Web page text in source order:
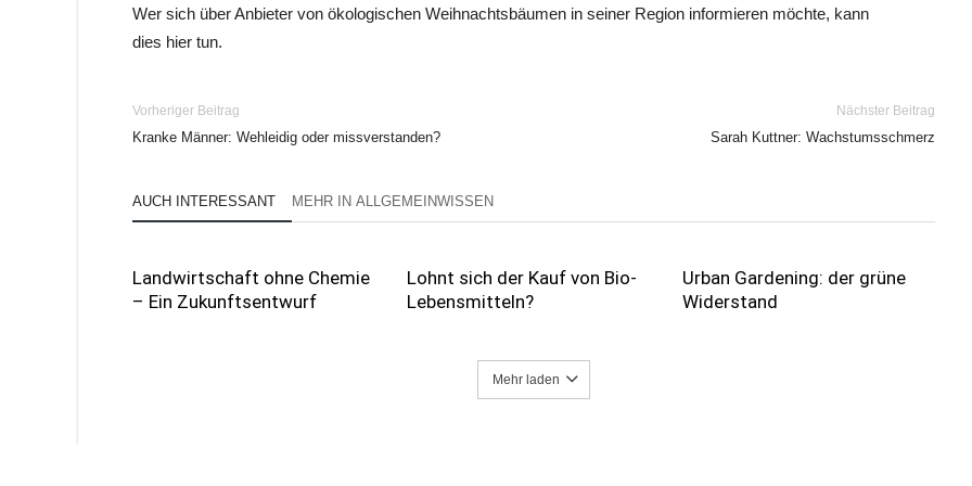
Wer sich über Anbieter von ökologischen Weihnachtsbäumen in seiner Region informieren möchte, kann
dies hier tun.
Vorheriger Beitrag
Kranke Männer: Wehleidig oder missverstanden?
Nächster Beitrag
Sarah Kuttner: Wachstumsschmerz
AUCH INTERESSANT MEHR IN ALLGEMEINWISSEN
Landwirtschaft ohne Chemie
– Ein Zukunftsentwurf
Lohnt sich der Kauf von Bio-
Lebensmitteln?
Urban Gardening: der grüne
Widerstand
Mehr laden